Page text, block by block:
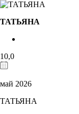
ТАТЬЯНА
10,0
май 2026
ТАТЬЯНА